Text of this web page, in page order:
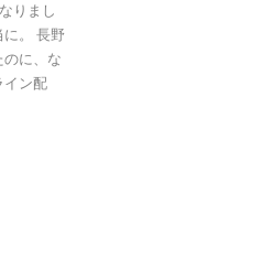
りまし
に。 長野
に、な
イン配